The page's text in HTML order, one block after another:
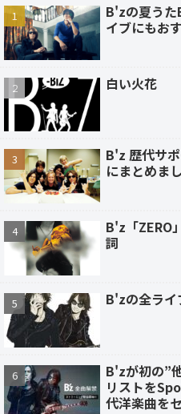
B'zの夏うた
イブにもお
白い火花
B'z 歴代サ
にまとめまし
B'z「ZERO
詞
B'zの全ライ
B'zが初の”
リストを
代洋楽曲を